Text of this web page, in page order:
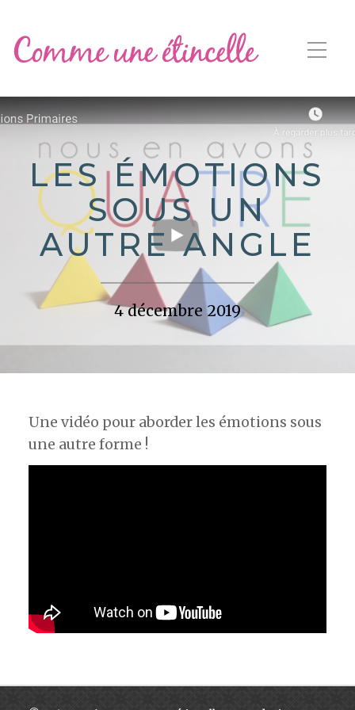
LES ÉMOTIONS
SOUS UN
AUTRE ANGLE
4 décembre 2019
Une vidéo pour aborder les émotions sous
une autre forme !